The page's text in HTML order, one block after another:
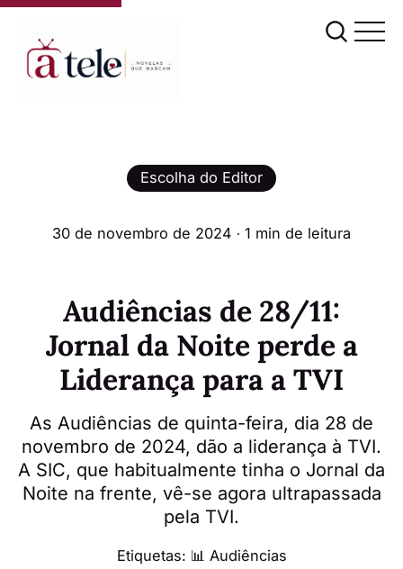
Escolha do Editor
30 de novembro de 2024 ∙ 1 min de leitura
Audiências de 28/11:
Jornal da Noite perde a
Liderança para a TVI
As Audiências de quinta-feira, dia 28 de
novembro de 2024, dão a liderança à TVI.
A SIC, que habitualmente tinha o Jornal da
Noite na frente, vê-se agora ultrapassada
pela TVI.
Etiquetas: 📊 Audiências